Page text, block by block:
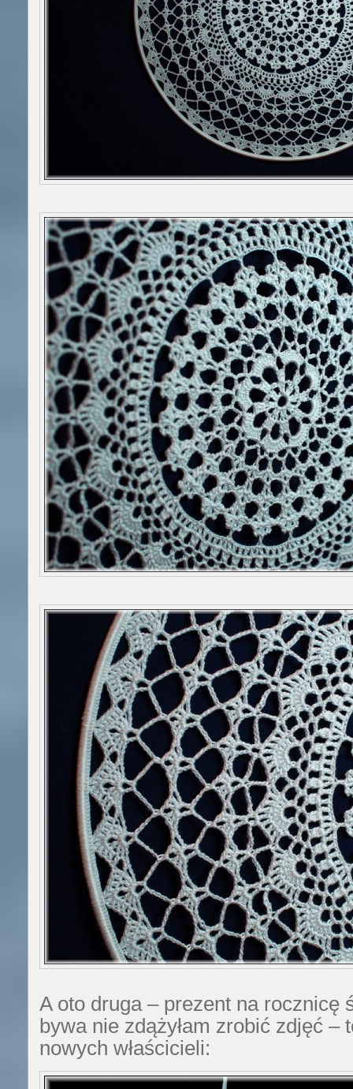
A oto druga – prezent na rocznicę
bywa nie zdążyłam zrobić zdjęć –
nowych właścicieli: